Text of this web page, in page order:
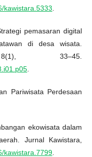
kawistara.5333
pemasaran digital
di desa wisata.
33–45.
Pariwisata Perdesaan
ekowisata dalam
Jurnal Kawistara,
kawistara.7799